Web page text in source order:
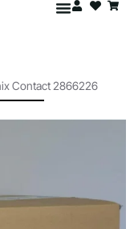
Contact 2866226